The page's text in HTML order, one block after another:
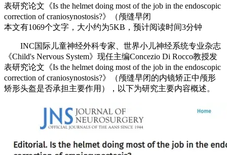
表研究论文《Is the helmet doing most of the job in the endoscopic
correction of craniosynostosis?》（颅缝早闭
本文有1069个文字，大小约为5KB，预计阅读时间3分钟
INC国际儿童神经外科专家、世界小儿神经系统专业杂志
《Child's Nervous System》现任主编Concezio Di Rocco教授发
表研究论文《Is the helmet doing most of the job in the endoscopic
correction of craniosynostosis?》（颅缝早闭的内镜矫正中颅形
矫形头盔是否承担主要作用），以下为研究主要内容概述。